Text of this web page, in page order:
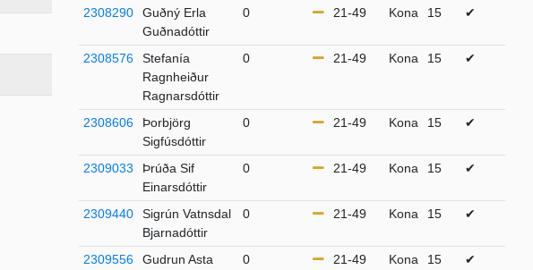
2308290
Guðný Erla
Guðnadóttir
0 21-49 Kona 15 ✔
2308576
Stefanía
Ragnheiður
Ragnarsdóttir
0 21-49 Kona 15 ✔
2308606
Þorbjörg
Sigfúsdóttir
0 21-49 Kona 15 ✔
2309033
Þrúða Sif
Einarsdóttir
0 21-49 Kona 15 ✔
2309440
Sigrún Vatnsdal
Bjarnadóttir
0 21-49 Kona 15 ✔
2309556
Gudrun Asta
0 21-49 Kona 15 ✔